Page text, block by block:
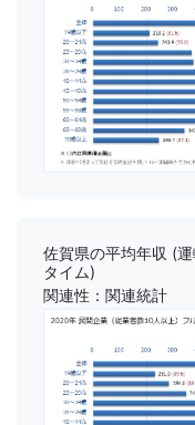
佐賀県の平均年収 (
タイム)
関連性：関連統計